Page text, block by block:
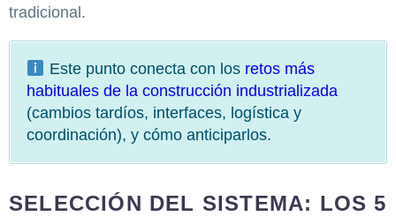
tradicional.
Este punto conecta con los retos más
habituales de la construcción industrializada
(cambios tardíos, interfaces, logística y
coordinación), y cómo anticiparlos.
SELECCIÓN DEL SISTEMA: LOS 5